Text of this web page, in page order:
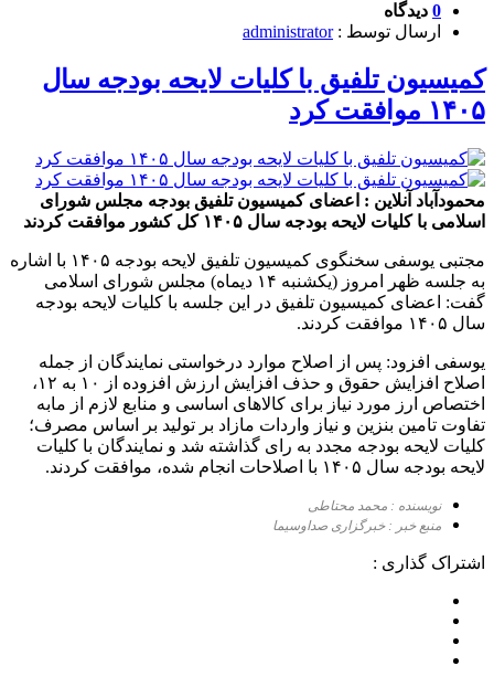
0 دیدگاه
ارسال توسط :administrator
کمیسیون تلفیق با کلیات لایحه بودجه سال
۱۴۰۵ موافقت کرد
محمودآباد آنلاین : اعضای کمیسیون تلفیق بودجه مجلس شورای
اسلامی با کلیات لایحه بودجه سال ۱۴۰۵ کل کشور موافقت کردند
مجتبی یوسفی سخنگوی کمیسیون تلفیق لایحه بودجه ۱۴۰۵ با اشاره
به جلسه ظهر امروز (یکشنبه ۱۴ دیماه) مجلس شورای اسلامی
گفت: اعضای کمیسیون تلفیق در این جلسه با کلیات لایحه بودجه
سال ۱۴۰۵ موافقت کردند.
یوسفی افزود: پس از اصلاح موارد درخواستی نمایندگان از جمله
اصلاح افزایش حقوق و حذف افزایش ارزش افزوده از ۱۰ به ۱۲،
اختصاص ارز مورد نیاز برای کالا‌های اساسی و منابع لازم از مابه
تفاوت تامین بنزین و نیاز واردات مازاد بر تولید بر اساس مصرف؛
کلیات لایحه بودجه مجدد به رای گذاشته شد و نمایندگان با کلیات
لایحه بودجه سال ۱۴۰۵ با اصلاحات انجام شده، موافقت کردند.
نویسنده : محمد محتاطی
منبع خبر : خبرگزاری صداوسیما
اشتراک گذاری :